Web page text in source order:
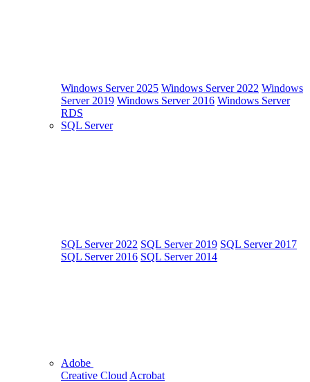
Windows Server 2025 Windows Server 2022 Windows
Server 2019 Windows Server 2016 Windows Server
RDS
SQL Server
SQL Server 2022 SQL Server 2019 SQL Server 2017
SQL Server 2016 SQL Server 2014
Adobe
Creative Cloud Acrobat